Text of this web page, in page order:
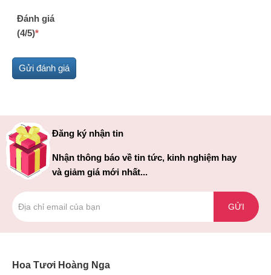
Đánh giá
(4/5)*
Đăng ký nhận tin
Nhận thông báo về tin tức, kinh nghiệm hay
và giảm giá mới nhất...
GỬI
Hoa Tươi Hoàng Nga